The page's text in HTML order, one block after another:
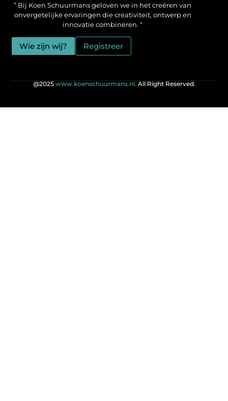
” Bij Koen Schuurmans geloven we in het creëren van
onvergetelijke ervaringen die creativiteit, ontwerp en
innovatie combineren. “
Wie zijn wij? Registreer
@2025www.koenschuurmans.nl.All Right Reserved.